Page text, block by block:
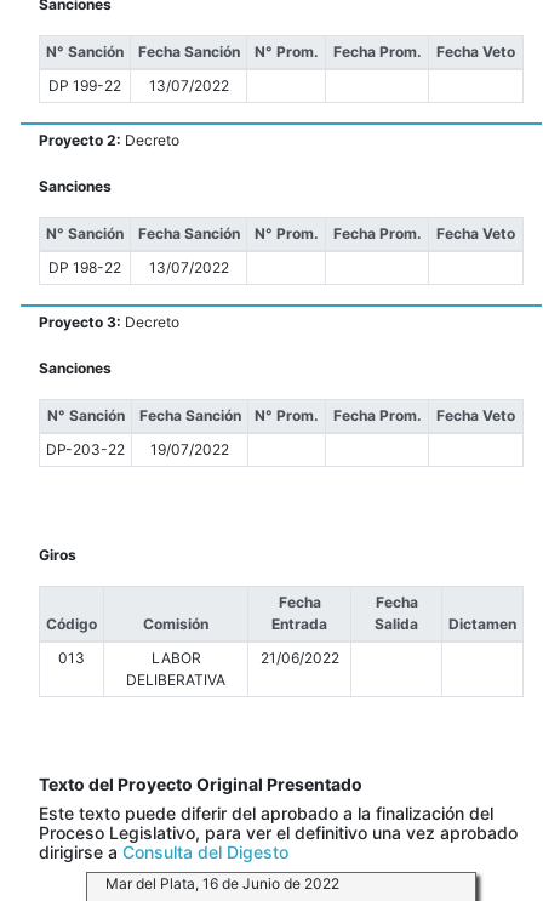
Sanciones
N° Sanción Fecha Sanción N° Prom. Fecha Prom.
Fecha Veto
DP 199-22
13/07/2022
Proyecto 2: Decreto
Sanciones
N° Sanción Fecha Sanción N° Prom. Fecha Prom.
Fecha Veto
DP 198-22
13/07/2022
Proyecto 3: Decreto
Sanciones
N° Sanción Fecha Sanción N° Prom. Fecha Prom.
Fecha Veto
DP-203-22
19/07/2022
Giros
Código Comisión
Fecha
Entrada
Fecha
Salida
Dictamen
013
LABOR
DELIBERATIVA
21/06/2022
Texto del Proyecto Original Presentado
Este texto puede diferir del aprobado a la finalización del
Proceso Legislativo, para ver el definitivo una vez aprobado
dirigirse a Consulta del Digesto
Mar del Plata, 16 de Junio de 2022